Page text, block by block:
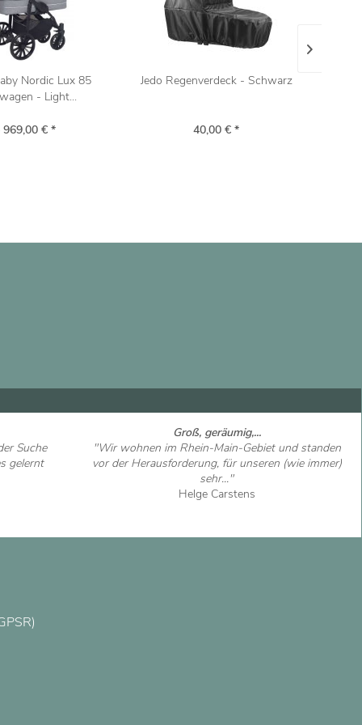
Nordic Lux 85
- Light...
969,00 € *
Jedo Regenverdeck - Schwarz
40,00 € *
Suche
gelernt
Groß, geräumig,...
"Wir wohnen im Rhein-Main-Gebiet und standen
vor der Herausforderung, für unseren (wie immer)
sehr..."
Helge Carstens